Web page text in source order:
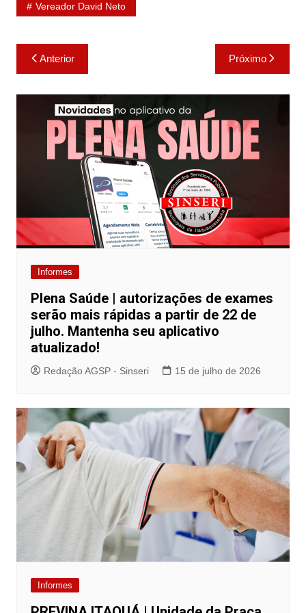
Vereador David Neto
Navegação
de
Post
Anterior Próximo
Informes
Plena Saúde | autorizações de exames
serão mais rápidas a partir de 22 de
julho. Mantenha seu aplicativo
atualizado!
Redação AGSP - Sinseri 15 de julho de 2026
Informes